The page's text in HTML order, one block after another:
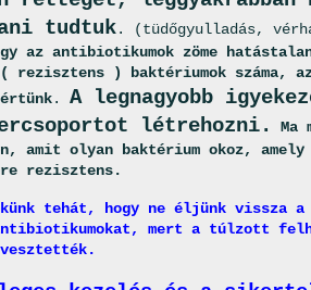
tudtuk. (tüdőgyulladás,
az antibiotikumok zöme
) baktériumok száma,
. A legnagyobb
létrehozni.
Ma
amit olyan baktérium okoz,
rezisztens.
tehát, hogy ne éljünk vissza
mert a túlzott